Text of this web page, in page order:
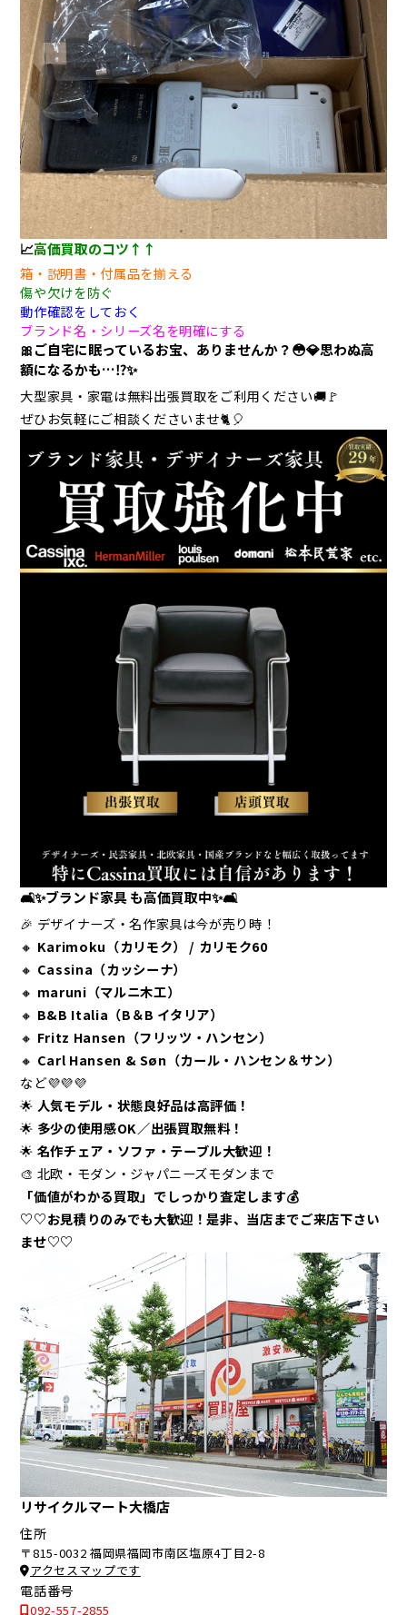
📈高価買取のコツ↑↑
箱・説明書・付属品を揃える
傷や欠けを防ぐ
動作確認をしておく
ブランド名・シリーズ名を明確にする
🎀ご自宅に眠っているお宝、ありませんか？😳💎思わぬ高
額になるかも…⁉️✨
大型家具・家電は無料出張買取をご利用ください🚚🚩
ぜひお気軽にご相談くださいませ🐈🎈
🛋️✨ブランド家具 も高価買取中✨🛋️
🎉 デザイナーズ・名作家具は今が売り時！
🔸 Karimoku（カリモク） / カリモク60
🔸 Cassina（カッシーナ）
🔸 maruni（マルニ木工）
🔸 B&B Italia（B＆B イタリア）
🔸 Fritz Hansen（フリッツ・ハンセン）
🔸 Carl Hansen & Søn（カール・ハンセン＆サン）
など💜💜💜
🌟 人気モデル・状態良好品は高評価！
🌟 多少の使用感OK／出張買取無料！
🌟 名作チェア・ソファ・テーブル大歓迎！
🎨 北欧・モダン・ジャパニーズモダンまで
「価値がわかる買取」でしっかり査定します💰
♡♡お見積りのみでも大歓迎！是非、当店までご来店下さい
ませ♡♡
リサイクルマート大橋店
住所
〒815-0032 福岡県福岡市南区塩原4丁目2-8
アクセスマップです
電話番号
092-557-2855